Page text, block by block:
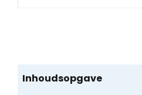
Inhoudsopgave